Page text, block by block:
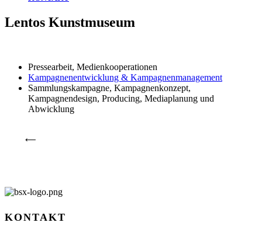
Lentos Kunstmuseum
Pressearbeit, Medienkooperationen
Kampagnenentwicklung & Kampagnenmanagement
Sammlungskampagne, Kampagnenkonzept,
Kampagnendesign, Producing, Mediaplanung und
Abwicklung
⟵
KONTAKT